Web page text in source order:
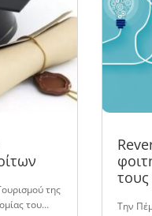
της
του…
Tην